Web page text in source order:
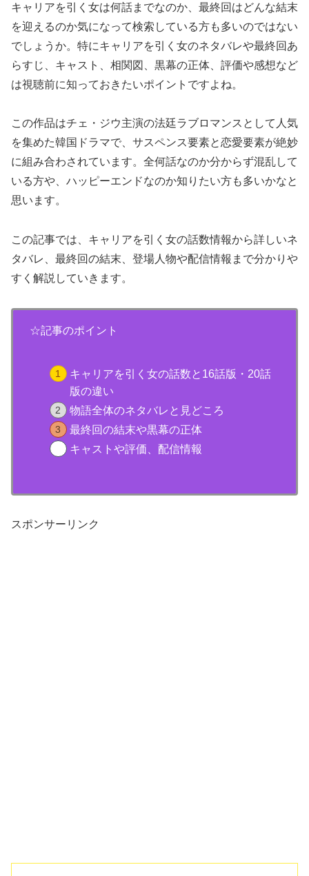
キャリアを引く女は何話までなのか、最終回はどんな結末
を迎えるのか気になって検索している方も多いのではない
でしょうか。特にキャリアを引く女のネタバレや最終回あ
らすじ、キャスト、相関図、黒幕の正体、評価や感想など
は視聴前に知っておきたいポイントですよね。
この作品はチェ・ジウ主演の法廷ラブロマンスとして人気
を集めた韓国ドラマで、サスペンス要素と恋愛要素が絶妙
に組み合わされています。全何話なのか分からず混乱して
いる方や、ハッピーエンドなのか知りたい方も多いかなと
思います。
この記事では、キャリアを引く女の話数情報から詳しいネ
タバレ、最終回の結末、登場人物や配信情報まで分かりや
すく解説していきます。
☆記事のポイント
キャリアを引く女の話数と16話版・20話
版の違い
物語全体のネタバレと見どころ
最終回の結末や黒幕の正体
キャストや評価、配信情報
スポンサーリンク